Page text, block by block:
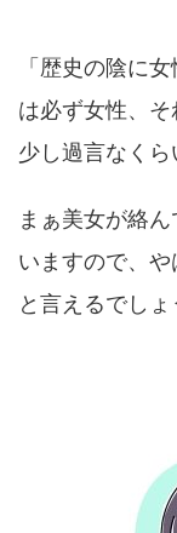
「歴史の陰に
は必ず女性、
少し過言なくら
まぁ美女が絡
いますので、
と言えるでしょ